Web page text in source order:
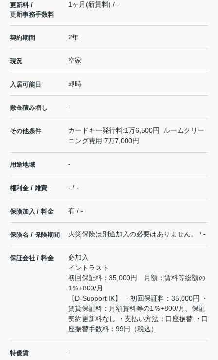
更新料 /
更新事務手数料
1ヶ月(新賃料) / -
契約期間 2年
現況 空家
入居可能日 即時
敷金積み増し -
その他条件
カードキー発行料:1万6,500円 ルームクリー
ニング費用:7万7,000円
用途地域 -
権利金 / 雑費 - / -
保険加入 / 料金 有 / -
保険名 / 保険期間 火災保険は別途加入の必要はありません。 / -
保証会社 / 料金
必加入
イントラスト
初回保証料：35,000円 月額：賃料等総額の
1％+800/月
【D-Support IK】 ・初回保証料：35,000円 ・
賃貸保証料：月額賃料等の1％+800/月、保証
契約更新料なし ・支払い方法：口座振替 ・口
座振替手数料：99円（税込）
特優賃 -